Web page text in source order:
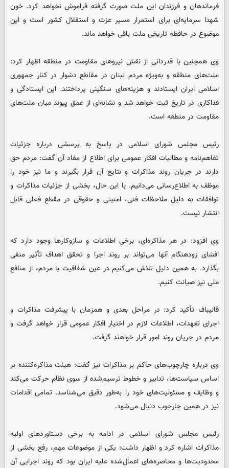
فرماندهان و فرزندان این ملت صورت گرفته فراموش نخواهد کرد. خون
شهدا سرمایه‌ای برای استمرار مسیر عزت و استقلال کشور است و این
موضوع در حافظه تاریخی ملت باقی خواهد ماند.
وی همچنین با قدردانی از نقش نیروهای مقاومت در منطقه اظهار کرد:
ملت‌های منطقه و به‌ویژه مردم لبنان در مقاطع دشوار در کنار جمهوری
اسلامی ایران ایستادند و هزینه‌های سنگینی پرداختند. این ایستادگی و
فداکاری در تاریخ ثبت خواهد شد و نشانه‌ای از عمق پیوند میان ملت‌های
مقاومت در منطقه است.
رئیس مجلس شورای اسلامی در پاسخ به پرسشی درباره جزئیات
تفاهم‌نامه و مطالبات افکار عمومی برای اطلاع از مفاد آن گفت: مردم حق
دارند در جریان روند مذاکرات و نتایج آن قرار بگیرند و ما نیز خود را
موظف به اطلاع‌رسانی می‌دانیم. با این حال، بخشی از جزئیات مذاکرات و
توافقات به دلیل ملاحظات فنی، امنیتی و حقوقی در مقطع فعلی قابل
انتشار نیست.
وی افزود: در هر مذاکره‌ای، برخی اطلاعات و سازوکارها وجود دارد که
افشای زودهنگام آنها می‌تواند بر روند اجرا و تحقق اهداف تأثیر منفی
بگذارد. به همین دلیل تلاش می‌کنیم در عین شفافیت با مردم، از منافع
ملی نیز صیانت کنیم.
قالیباف تأکید کرد: در مراحل بعدی و همزمان با پیشرفت مذاکرات و
اجرای تعهدات، اطلاعات لازم در اختیار افکار عمومی قرار خواهد گرفت و
مردم در جریان روند امور قرار خواهند گرفت.
وی درباره چارچوب‌های حاکم بر مذاکرات نیز گفت: هیئت مذاکره‌کننده بر
اساس سیاست‌ها، تدابیر و خطوط ترسیم‌شده از سوی نظام حرکت می‌کند
و وظایف و مسئولیت‌های خود را به‌طور دقیق می‌شناسد. تمامی اقدامات
نیز در همین چارچوب دنبال می‌شود.
رئیس مجلس شورای اسلامی در ادامه به برخی دستاوردهای اولیه
مذاکرات اشاره کرد و اظهار داشت: یکی از موضوعات مهم، رفع بخشی از
محدودیت‌ها و محاصره‌های اعمال‌شده علیه ایران بود که روند اجرایی آن